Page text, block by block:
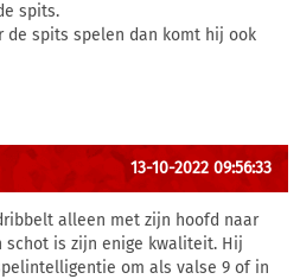
spits.
de spits spelen dan komt hij ook
13-10-2022 09:56:33
alleen met zijn hoofd naar
schot is zijn enige kwaliteit. Hij
om als valse 9 of in